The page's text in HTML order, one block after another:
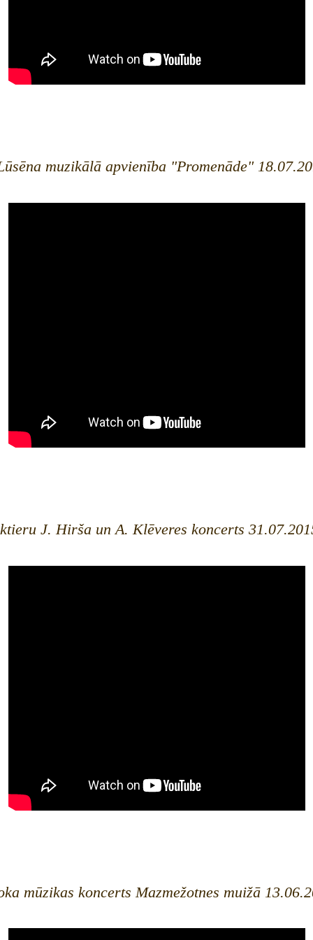
muzikālā apvienība "Promenāde"
J. Hirša un A. Klēveres koncerts
mūzikas koncerts Mazmežotnes muižā